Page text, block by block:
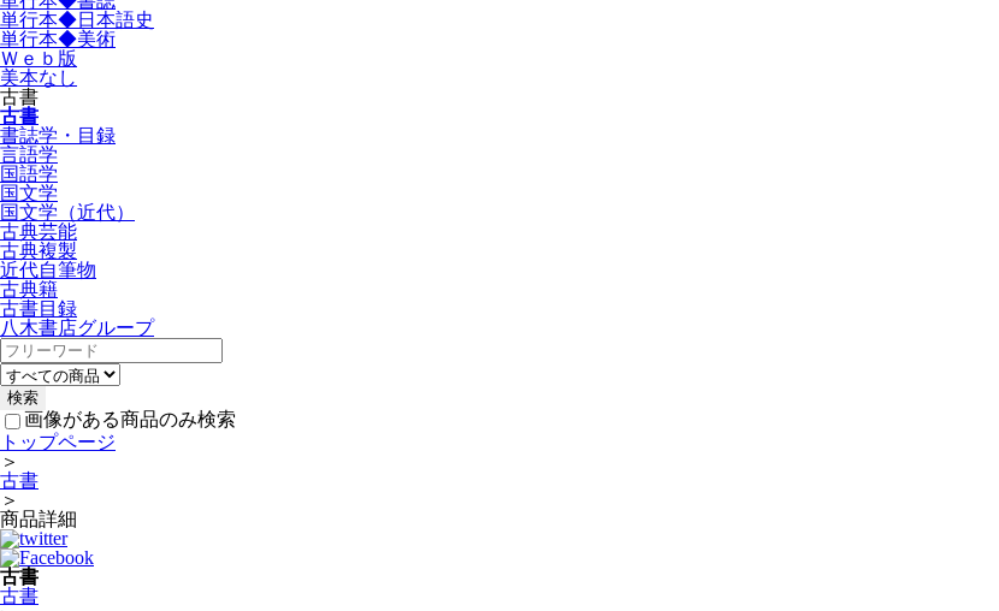
単行本◆日本語史
単行本◆美術
Ｗｅｂ版
美本なし
古書
古書
書誌学・目録
言語学
国語学
国文学
国文学（近代）
古典芸能
古典複製
近代自筆物
古典籍
古書目録
八木書店グループ
画像がある商品のみ検索
トップページ
＞
古書
＞
商品詳細
古書
古書